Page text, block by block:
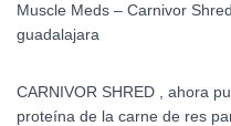
Muscle Meds – Carnivor
guadalajara
CARNIVOR SHRED , ahora
proteína de la carne de res